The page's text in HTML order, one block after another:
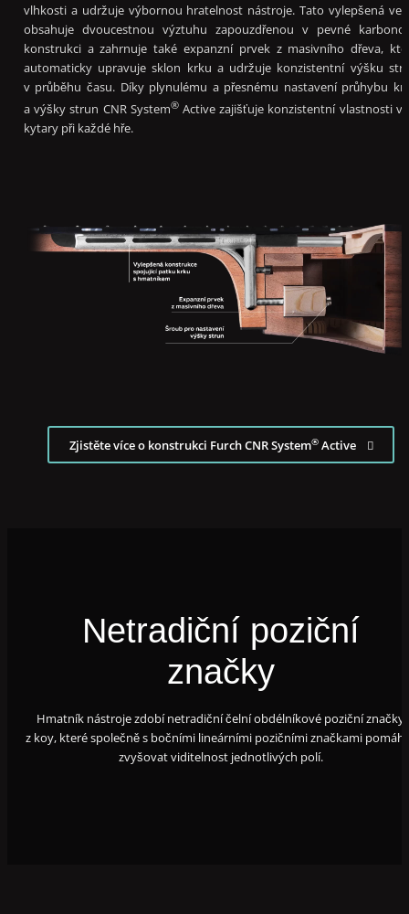
vlhkosti a udržuje výbornou hratelnost nástroje. Tato vylepšená
obsahuje dvoucestnou výztuhu zapouzdřenou v pevné
konstrukci a zahrnuje také expanzní prvek z masivního dřeva,
automaticky upravuje sklon krku a udržuje konzistentní výšku
v průběhu času. Díky plynulému a přesnému nastavení průhybu
a výšky strun CNR System®Active zajišťuje konzistentní vlastnosti
kytary při každé hře.
Zjistěte více o konstrukci Furch CNR System® Active
Netradiční poziční
značky
Hmatník nástroje zdobí netradiční čelní obdélníkové poziční značky
z koy, které společně s bočními lineárními pozičními značkami
zvyšovat viditelnost jednotlivých polí.